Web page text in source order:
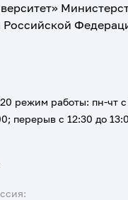
Российской
режим работы: пн-чт
перерыв с 12:30 до